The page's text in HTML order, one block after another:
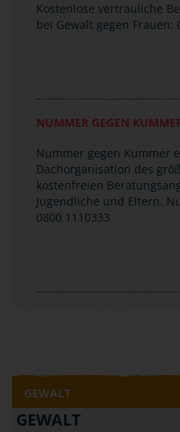
Kostenlose vertrauliche
bei Gewalt gegen Frauen:
NUMMER GEGEN
Nummer gegen Kummer
Dachorganisation des
kostenfreien
Jugendliche und Eltern.
0800 1110333
GEWALT
GEWALT